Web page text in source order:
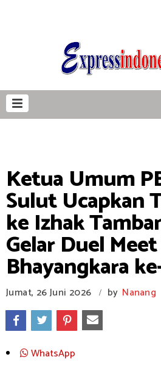
Ketua Umum
Sulut Ucapkan
ke Izhak
Gelar Duel
Bhayangkara
Jumat, 26 Juni 2026 / by Nanang
WhatsApp